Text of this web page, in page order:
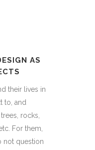
AS
their lives in
to, and
rocks,
For them,
not question